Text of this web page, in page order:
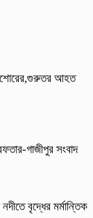
আহত
গাজীপুর সংবাদ
বৃদ্ধের মর্মান্তিক